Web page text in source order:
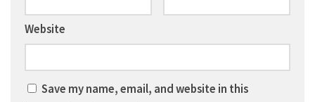
Website
Save my name, email, and website in this